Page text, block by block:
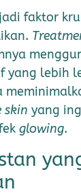
faktor
yang lebih
skin yang
glowing.